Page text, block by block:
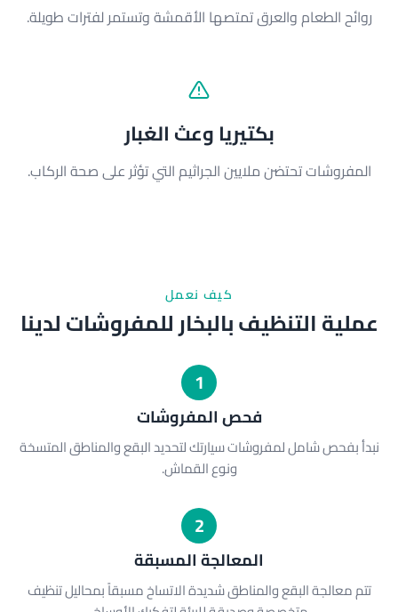
روائح الطعام والعرق تمتصها الأقمشة وتستمر لفترات طويلة.
بكتيريا وعث الغبار
المفروشات تحتضن ملايين الجراثيم التي تؤثر على صحة الركاب.
كيف نعمل
عملية التنظيف بالبخار للمفروشات لدينا
1
فحص المفروشات
نبدأ بفحص شامل لمفروشات سيارتك لتحديد البقع والمناطق المتسخة
ونوع القماش.
2
المعالجة المسبقة
تتم معالجة البقع والمناطق شديدة الاتساخ مسبقاً بمحاليل تنظيف